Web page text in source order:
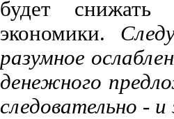
будет снижать
экономики.
разумное
денежного
следовательно -